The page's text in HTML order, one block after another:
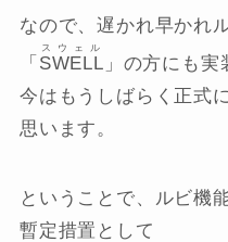
なので、遅かれ早かれ
「 SWELL
スウェル
」の方にも実
今はもうしばらく正式
思います。
ということで、ルビ機
暫定措置として